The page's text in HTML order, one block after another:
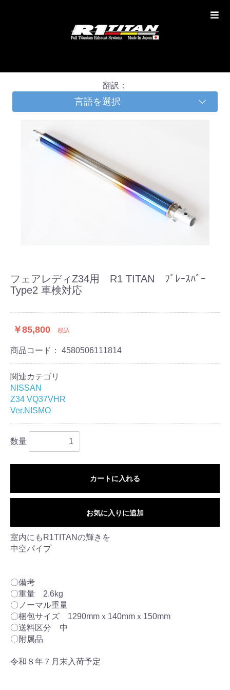
翻訳：
言語を選択
フェアレディZ34用 R1 TITAN ﾌﾞﾚｰｽﾊﾞｰ
Type2 車検対応
￥85,800 税込
商品コード： 4580506111814
関連カテゴリ
NISSAN
Z34 VQ37VHR
Ver.NISMO
数量
カートに入れる
お気に入りに追加
室内にもR1TITANの輝きを
中空パイプ
〇備考
〇重量 2.6kg
〇ノーマル重量
〇梱包サイズ 1290mmｘ140mmｘ150mm
〇送料区分 中
〇附属品
令和８年７月末入荷予定